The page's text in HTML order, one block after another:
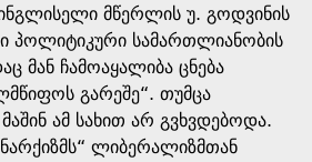
მწერლის უ. გოდვინის
პოლიტიკური სამართლიანობის
მან ჩამოაყალიბა ცნება
გარეშე“. თუმცა
ამ სახით არ გვხვდებოდა.
ლიბერალიზმთან